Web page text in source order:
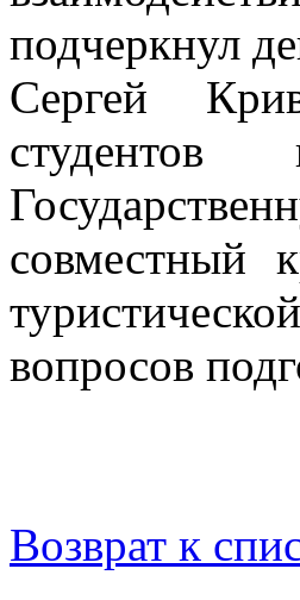
подчеркнул
Сергей
студентов
совместный
вопросов
Возврат к